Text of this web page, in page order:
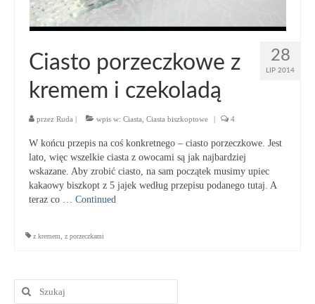
28
LIP 2014
Ciasto porzeczkowe z
kremem i czekoladą
przez Ruda | wpis w: Ciasta Ciasta biszkoptowe | 4
W końcu przepis na coś konkretnego – ciasto porzeczkowe. Jest
lato, więc wszelkie ciasta z owocami są jak najbardziej
wskazane. Aby zrobić ciasto, na sam początek musimy upiec
kakaowy biszkopt z 5 jajek według przepisu podanego tutaj. A
teraz co … Continued
z kremem z porzeczkami
Szuklaj